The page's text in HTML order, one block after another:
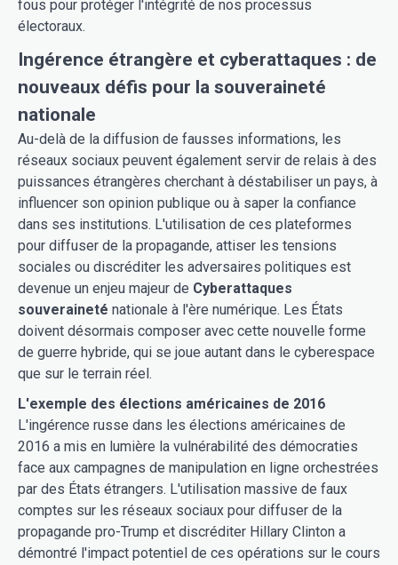
fous pour protéger l'intégrité de nos processus
électoraux.
Ingérence étrangère et cyberattaques : de
nouveaux défis pour la souveraineté
nationale
Au-delà de la diffusion de fausses informations, les
réseaux sociaux peuvent également servir de relais à des
puissances étrangères cherchant à déstabiliser un pays, à
influencer son opinion publique ou à saper la confiance
dans ses institutions. L'utilisation de ces plateformes
pour diffuser de la propagande, attiser les tensions
sociales ou discréditer les adversaires politiques est
devenue un enjeu majeur de Cyberattaques
souveraineté nationale à l'ère numérique. Les États
doivent désormais composer avec cette nouvelle forme
de guerre hybride, qui se joue autant dans le cyberespace
que sur le terrain réel.
L'exemple des élections américaines de 2016
L'ingérence russe dans les élections américaines de
2016 a mis en lumière la vulnérabilité des démocraties
face aux campagnes de manipulation en ligne orchestrées
par des États étrangers. L'utilisation massive de faux
comptes sur les réseaux sociaux pour diffuser de la
propagande pro-Trump et discréditer Hillary Clinton a
démontré l'impact potentiel de ces opérations sur le cours